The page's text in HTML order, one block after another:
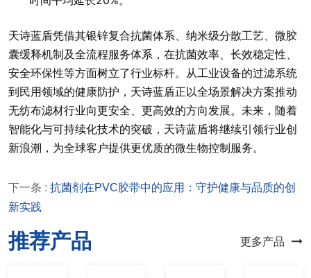
天诗蓝盾凭借其银锌复合抗菌体系、纳米级分散工艺、微胶
囊缓释机制及全流程服务体系，在抗菌效率、长效稳定性、
安全环保性等方面树立了行业标杆。从工业设备的过滤系统
到民用领域的健康防护，天诗蓝盾正以全场景解决方案推动
无纺布滤材行业向更安全、更高效的方向发展。未来，随着
智能化与可持续化技术的突破，天诗蓝盾将继续引领行业创
新浪潮，为全球客户提供更优质的微生物控制服务。
下一条 : 抗菌剂在PVC胶带中的应用：守护健康与品质的创
新实践
推荐产品 更多产品